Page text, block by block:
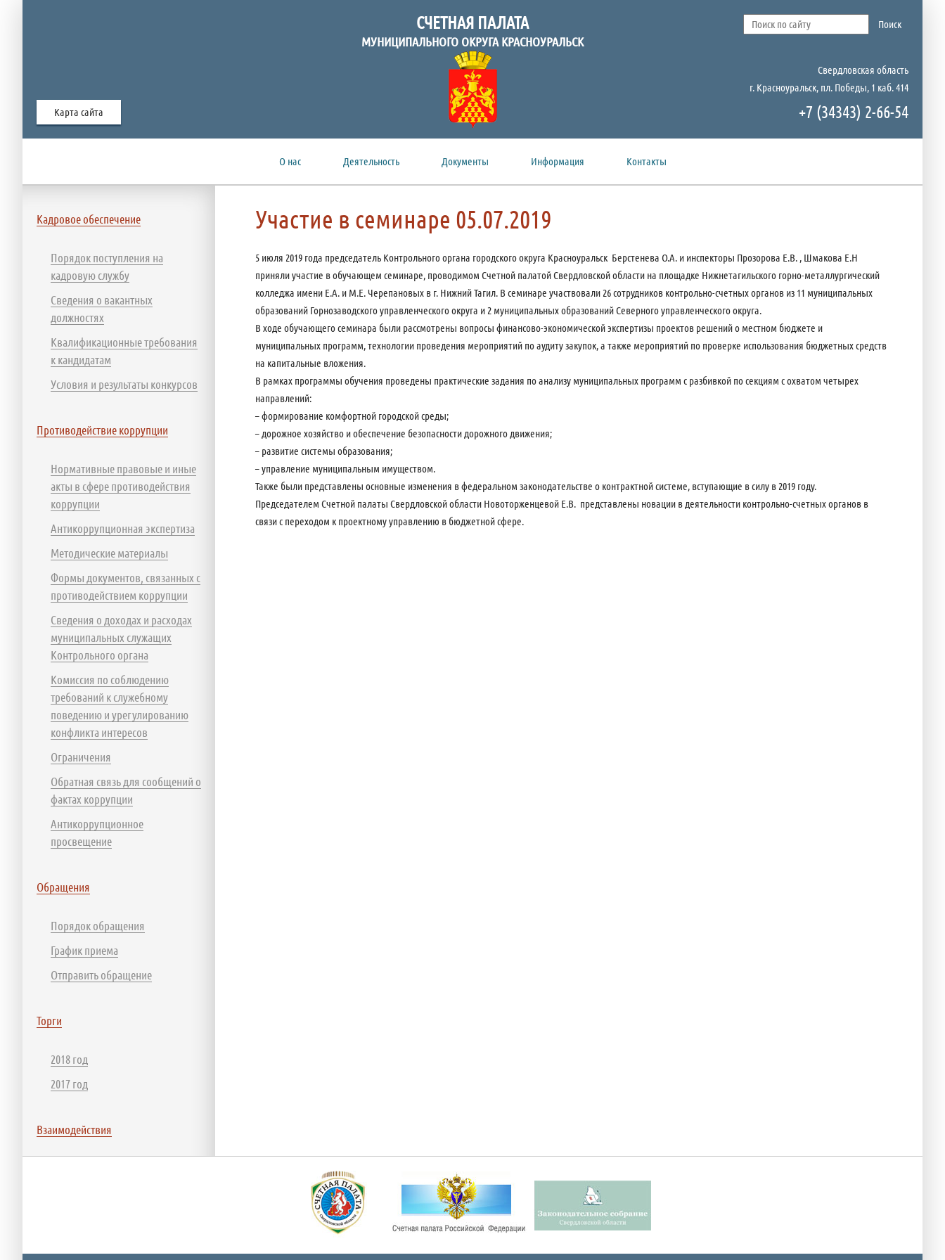
Карта сайта
СЧЕТНАЯ ПАЛАТА
МУНИЦИПАЛЬНОГО ОКРУГА КРАСНОУРАЛЬСК
Свердловская область
г. Красноуральск, пл. Победы, 1 каб. 414
+7 (34343) 2-66-54
О нас Деятельность Документы Информация Контакты
Участие в семинаре 05.07.2019
5 июля 2019 года председатель Контрольного органа городского округа Красноуральск Берстенева О.А. и инспекторы Прозорова Е.В. , Шмакова Е.Н
приняли участие в обучающем семинаре, проводимом Счетной палатой Свердловской области на площадке Нижнетагильского горно-металлургический
колледжа имени Е.А. и М.Е. Черепановых в г. Нижний Тагил. В семинаре участвовали 26 сотрудников контрольно-счетных органов из 11 муниципальных
образований Горнозаводского управленческого округа и 2 муниципальных образований Северного управленческого округа.
В ходе обучающего семинара были рассмотрены вопросы финансово-экономической экспертизы проектов решений о местном бюджете и
муниципальных программ, технологии проведения мероприятий по аудиту закупок, а также мероприятий по проверке использования бюджетных средств
на капитальные вложения.
В рамках программы обучения проведены практические задания по анализу муниципальных программ с разбивкой по секциям с охватом четырех
направлений:
– формирование комфортной городской среды;
– дорожное хозяйство и обеспечение безопасности дорожного движения;
– развитие системы образования;
– управление муниципальным имуществом.
Также были представлены основные изменения в федеральном законодательстве о контрактной системе, вступающие в силу в 2019 году.
Председателем Счетной палаты Свердловской области Новоторженцевой Е.В. представлены новации в деятельности контрольно-счетных органов в
связи с переходом к проектному управлению в бюджетной сфере.
Кадровое обеспечение
Порядок поступления на
кадровую службу
Сведения о вакантных
должностях
Квалификационные требования
к кандидатам
Условия и результаты конкурсов
Противодействие коррупции
Нормативные правовые и иные
акты в сфере противодействия
коррупции
Антикоррупционная экспертиза
Методические материалы
Формы документов, связанных с
противодействием коррупции
Сведения о доходах и расходах
муниципальных служащих
Контрольного органа
Комиссия по соблюдению
требований к служебному
поведению и урегулированию
конфликта интересов
Ограничения
Обратная связь для сообщений о
фактах коррупции
Антикоррупционное
просвещение
Обращения
Порядок обращения
График приема
Отправить обращение
Торги
2018 год
2017 год
Взаимодействия